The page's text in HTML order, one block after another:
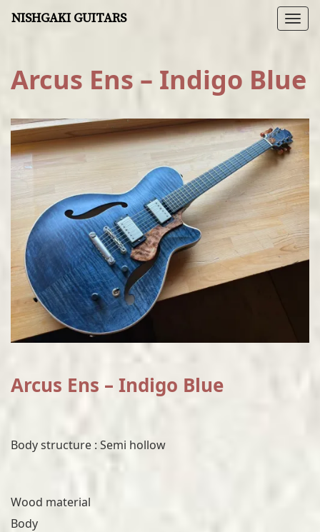
NISHGAKI GUITARS
Arcus Ens – Indigo Blue
Arcus Ens – Indigo Blue
Body structure : Semi hollow
Wood material
Body